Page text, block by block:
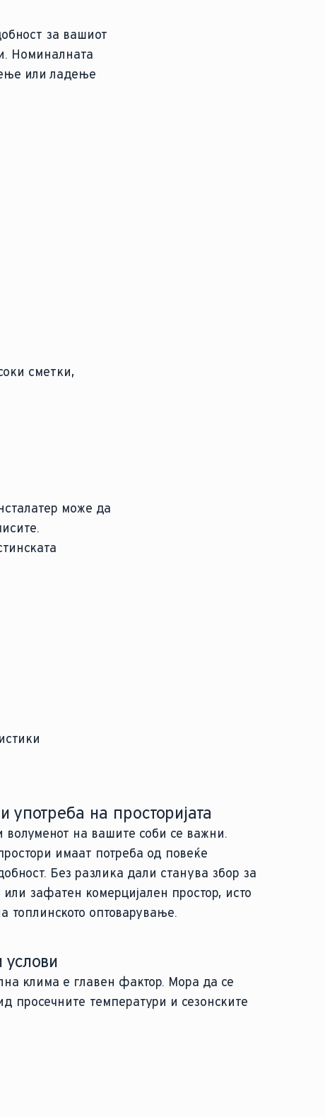
за вашиот
Номиналната
или ладење
сметки,
може да
употреба на просторијата
волуменот на вашите соби се важни.
имаат потреба од повеќе
Без разлика дали станува збор за
или зафатен комерцијален простор, исто
топлинското оптоварување.
услови
клима е главен фактор. Мора да се
просечните температури и сезонските